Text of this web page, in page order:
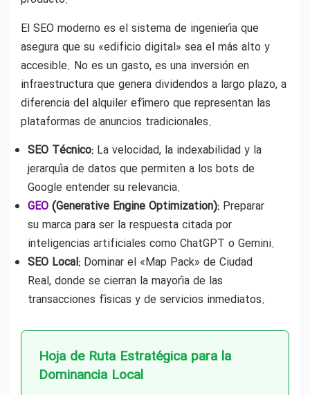
El SEO moderno es el sistema de ingeniería que
asegura que su «edificio digital» sea el más alto y
accesible. No es un gasto, es una inversión en
infraestructura que genera dividendos a largo plazo, a
diferencia del alquiler efímero que representan las
plataformas de anuncios tradicionales.
SEO Técnico: La velocidad, la indexabilidad y la
jerarquía de datos que permiten a los bots de
Google entender su relevancia.
GEO (Generative Engine Optimization): Preparar
su marca para ser la respuesta citada por
inteligencias artificiales como ChatGPT o Gemini.
SEO Local: Dominar el «Map Pack» de Ciudad
Real, donde se cierran la mayoría de las
transacciones físicas y de servicios inmediatos.
Hoja de Ruta Estratégica para la
Dominancia Local